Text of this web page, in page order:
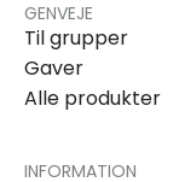
GENVEJE
Til grupper
Gaver
Alle produkter
INFORMATION